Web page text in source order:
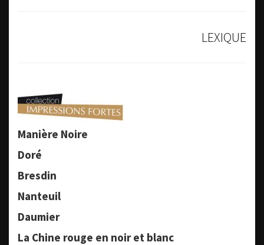
LEXIQUE
Manière Noire
Doré
Bresdin
Nanteuil
Daumier
La Chine rouge en noir et blanc